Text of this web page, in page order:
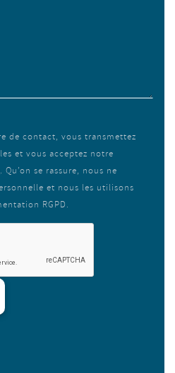
de contact, vous transmettez
et vous acceptez notre
. Qu’on se rassure, nous ne
et nous les utilisons
RGPD.